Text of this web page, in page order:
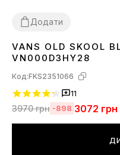
Додати
3637 383940414243 44 45
VANS OLD SKOOL
VN000D3HY28
Код:FKS2351066
11
3970грн -898 3072 грн